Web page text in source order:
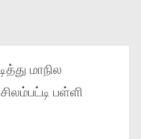
மாநில
பள்ளி